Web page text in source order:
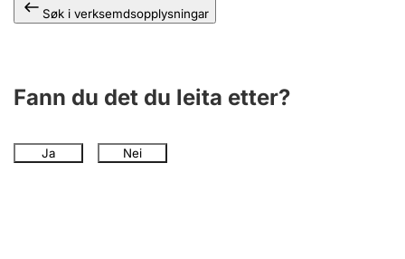
Søk i verksemdsopplysningar
Fann du det du leita etter?
Ja Nei